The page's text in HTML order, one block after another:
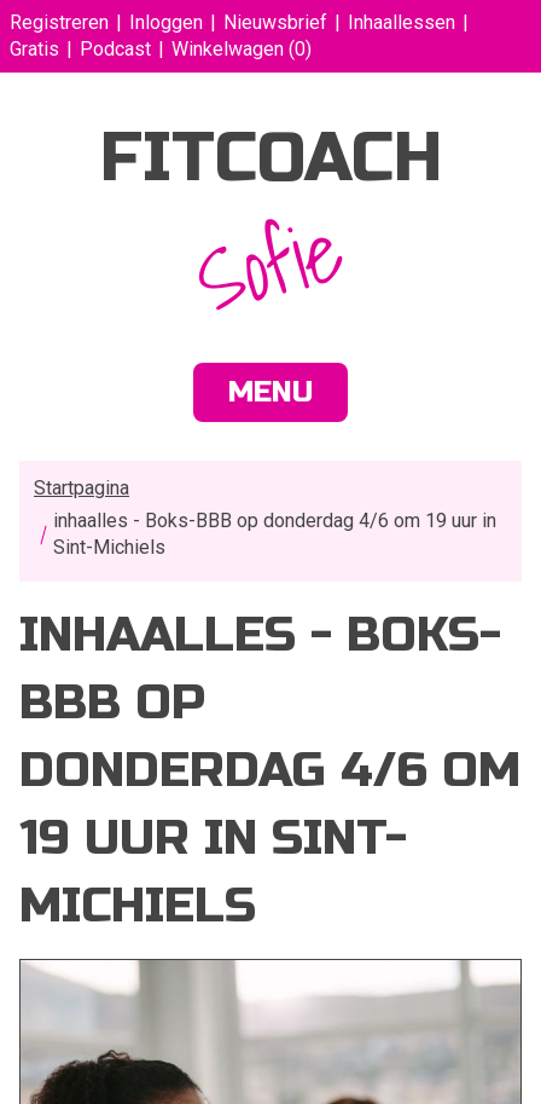
Registreren Inloggen Nieuwsbrief
Inhaallessen
Gratis
Podcast Winkelwagen (0)
FITCOACH
Sofie
MENU
Startpagina
inhaalles - Boks-BBB op donderdag 4/6 om 19 uur in
Sint-Michiels
INHAALLES - BOKS-
BBB OP
DONDERDAG 4/6 OM
19 UUR IN SINT-
MICHIELS